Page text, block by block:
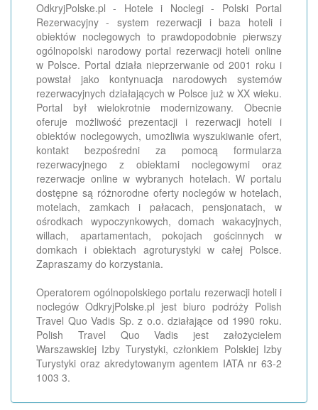
OdkryjPolske.pl - Hotele i Noclegi - Polski Portal
Rezerwacyjny - system rezerwacji i baza hoteli i
obiektów noclegowych to prawdopodobnie pierwszy
ogólnopolski narodowy portal rezerwacji hoteli online
w Polsce. Portal działa nieprzerwanie od 2001 roku i
powstał jako kontynuacja narodowych systemów
rezerwacyjnych działających w Polsce już w XX wieku.
Portal był wielokrotnie modernizowany. Obecnie
oferuje możliwość prezentacji i rezerwacji hoteli i
obiektów noclegowych, umożliwia wyszukiwanie ofert,
kontakt bezpośredni za pomocą formularza
rezerwacyjnego z obiektami noclegowymi oraz
rezerwacje online w wybranych hotelach. W portalu
dostępne są różnorodne oferty noclegów w hotelach,
motelach, zamkach i pałacach, pensjonatach, w
ośrodkach wypoczynkowych, domach wakacyjnych,
willach, apartamentach, pokojach gościnnych w
domkach i obiektach agroturystyki w całej Polsce.
Zapraszamy do korzystania.
Operatorem ogólnopolskiego portalu rezerwacji hoteli i
noclegów OdkryjPolske.pl jest biuro podróży Polish
Travel Quo Vadis Sp. z o.o. działające od 1990 roku.
Polish Travel Quo Vadis jest założycielem
Warszawskiej Izby Turystyki, członkiem Polskiej Izby
Turystyki oraz akredytowanym agentem IATA nr 63-2
1003 3.